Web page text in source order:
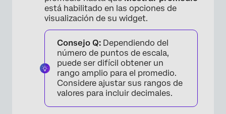
está habilitado en las opciones de
visualización de su widget.
Consejo Q: Dependiendo del
número de puntos de escala,
puede ser difícil obtener un
rango amplio para el promedio.
Considere ajustar sus rangos de
valores para incluir decimales.